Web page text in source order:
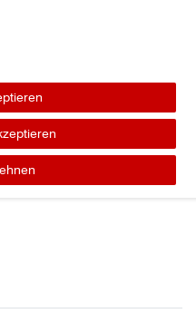
Stück für Seat Toledo SEAT